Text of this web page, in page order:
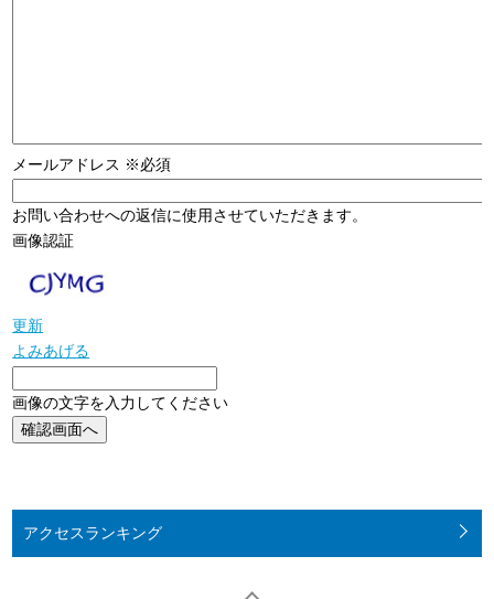
メールアドレス ※必須
お問い合わせへの返信に使用させていただきます。
画像認証
更新
よみあげる
画像の文字を入力してください
アクセスランキング